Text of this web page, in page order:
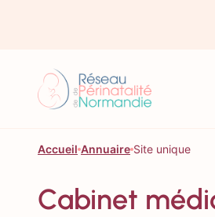
Accueil Annuaire Site unique
Cabinet